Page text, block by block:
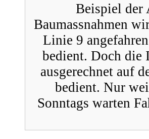
Beispiel der
Baumassnahmen
Linie 9
bedient. Doch die
ausgerechnet auf
bedient. Nur
Sonntags warten